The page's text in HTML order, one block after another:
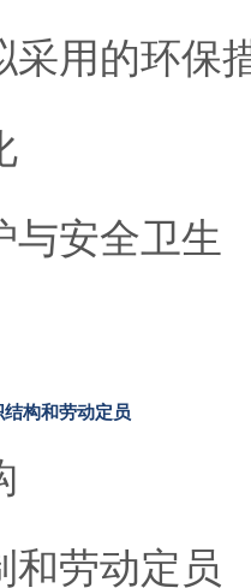
采用的环保
与安全卫生
构和劳动定员
和劳动定员